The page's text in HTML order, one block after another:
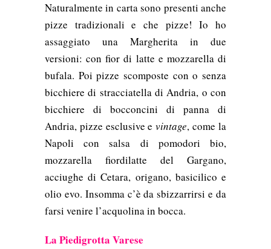
Naturalmente in carta sono presenti anche
pizze tradizionali e che pizze! Io ho
assaggiato una Margherita in due
versioni: con fior di latte e mozzarella di
bufala. Poi pizze scomposte con o senza
bicchiere di stracciatella di Andria, o con
bicchiere di bocconcini di panna di
Andria, pizze esclusive evintage, come la
Napoli con salsa di pomodori bio,
mozzarella fiordilatte del Gargano,
acciughe di Cetara, origano, basicilico e
olio evo. Insomma c’è da sbizzarrirsi e da
farsi venire l’acquolina in bocca.
La Piedigrotta Varese